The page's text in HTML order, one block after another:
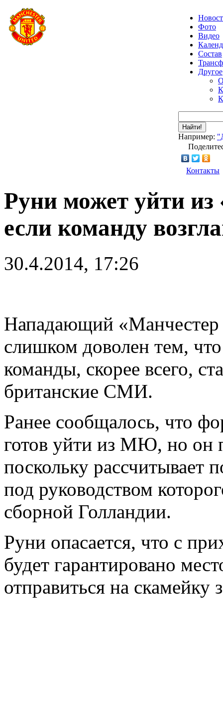
Фото
Видео
Состав
Другое
Найти!
Например:
Контакты
Руни может уйти
если команду
30.4.2014, 17:26
Нападающий
слишком доволен тем,
команды, скорее всего,
британские СМИ.
Ранее сообщалось, что
готов уйти из МЮ, но он
поскольку рассчитывает
под руководством
сборной Голландии.
Руни опасается, что с
будет гарантировано
отправиться на скамейку